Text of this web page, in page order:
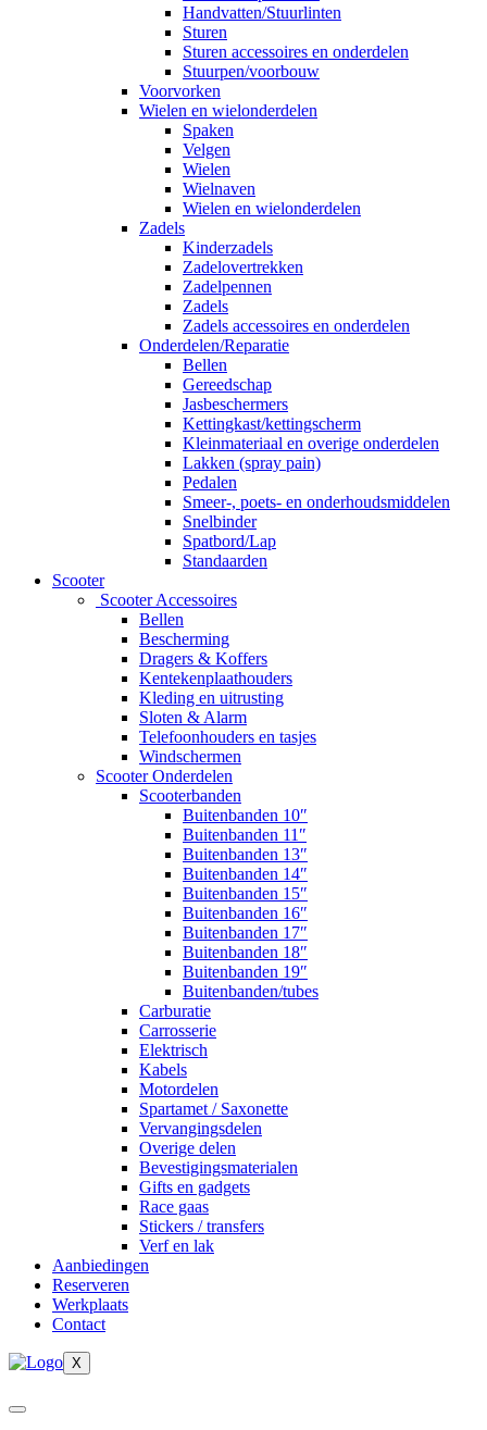
Handvatten/Stuurlinten
Sturen
Sturen accessoires en onderdelen
Stuurpen/voorbouw
Voorvorken
Wielen en wielonderdelen
Spaken
Velgen
Wielen
Wielnaven
Wielen en wielonderdelen
Zadels
Kinderzadels
Zadelovertrekken
Zadelpennen
Zadels
Zadels accessoires en onderdelen
Onderdelen/Reparatie
Bellen
Gereedschap
Jasbeschermers
Kettingkast/kettingscherm
Kleinmateriaal en overige onderdelen
Lakken (spray pain)
Pedalen
Smeer-, poets- en onderhoudsmiddelen
Snelbinder
Spatbord/Lap
Standaarden
Scooter
Scooter Accessoires
Bellen
Bescherming
Dragers & Koffers
Kentekenplaathouders
Kleding en uitrusting
Sloten & Alarm
Telefoonhouders en tasjes
Windschermen
Scooter Onderdelen
Scooterbanden
Buitenbanden 10″
Buitenbanden 11″
Buitenbanden 13″
Buitenbanden 14″
Buitenbanden 15″
Buitenbanden 16″
Buitenbanden 17″
Buitenbanden 18″
Buitenbanden 19″
Buitenbanden/tubes
Carburatie
Carrosserie
Elektrisch
Kabels
Motordelen
Spartamet / Saxonette
Vervangingsdelen
Overige delen
Bevestigingsmaterialen
Gifts en gadgets
Race gaas
Stickers / transfers
Verf en lak
Aanbiedingen
Reserveren
Werkplaats
Contact
X